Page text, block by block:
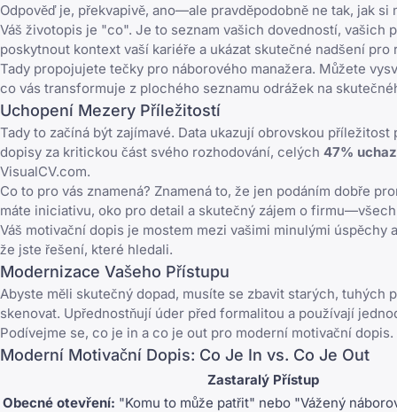
Odpověď je, překvapivě, ano—ale pravděpodobně ne tak, jak
Váš životopis je "co". Je to seznam vašich dovedností, vašich
poskytnout kontext vaší kariéře a ukázat skutečné nadšení pro
Tady propojujete tečky pro náborového manažera. Můžete
co vás transformuje z plochého seznamu odrážek na
Uchopení Mezery Příležitostí
Tady to začíná být zajímavé. Data ukazují obrovskou
dopisy za kritickou část svého rozhodování, celých 47%
VisualCV.com.
Co to pro vás znamená? Znamená to, že jen podáním dobře
máte iniciativu, oko pro detail a skutečný zájem o
Váš motivační dopis je mostem mezi vašimi minulými
že jste řešení, které hledali.
Modernizace Vašeho Přístupu
Abyste měli skutečný dopad, musíte se zbavit starých, tuhých
skenovat. Upřednostňují úder před formalitou a používají
Podívejme se, co je in a co je out pro moderní motivační dopis.
Moderní Motivační Dopis: Co Je In vs. Co Je Out
Zastaralý Přístup
Obecné otevření: "Komu to může patřit" nebo "Vážený